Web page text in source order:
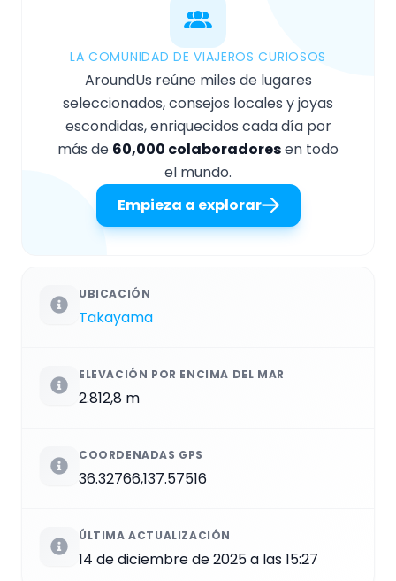
LA COMUNIDAD DE VIAJEROS CURIOSOS
AroundUs reúne miles de lugares
seleccionados, consejos locales y joyas
escondidas, enriquecidos cada día por
más de 60,000 colaboradoresen todo
el mundo.
Empieza a explorar
UBICACIÓN
Takayama
ELEVACIÓN POR ENCIMA DEL MAR
2.812,8 m
COORDENADAS GPS
36.32766,137.57516
ÚLTIMA ACTUALIZACIÓN
14 de diciembre de 2025 a las 15:27